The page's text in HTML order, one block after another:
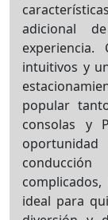
adicional
experiencia.
intuitivos y
popular
consolas y
ideal para